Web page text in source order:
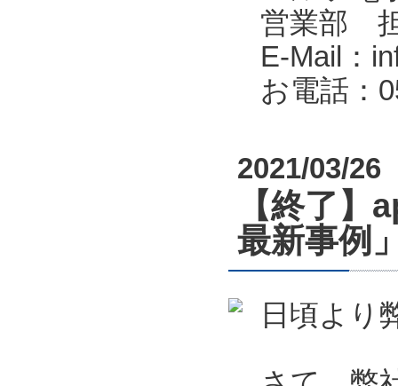
営業部
E-Mail：
お電話：
2021/03/26
【終了
最新事例
日頃より